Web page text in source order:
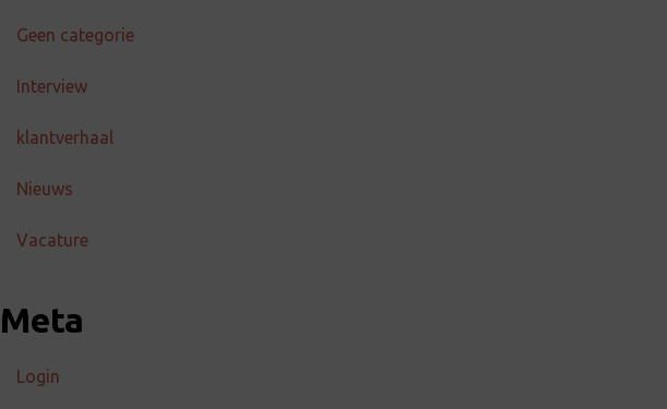
Geen categorie
Interview
klantverhaal
Nieuws
Vacature
Meta
Login